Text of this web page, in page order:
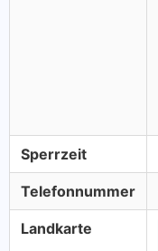
Sperrzeit
Telefonnummer
Landkarte